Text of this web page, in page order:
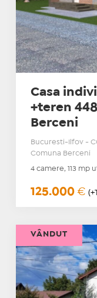
Casa
+teren
Berceni
Bucuresti-Ilfov -
Comuna Berceni
4 camere, 113 mp
125.000 €
VÂNDUT